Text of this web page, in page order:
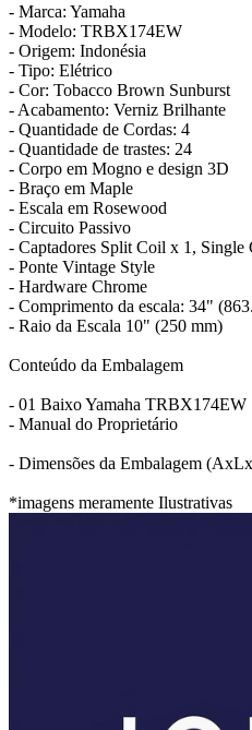
- Marca: Yamaha
- Modelo: TRBX174EW
- Origem: Indonésia
- Tipo: Elétrico
- Cor: Tobacco Brown Sunburst
- Acabamento: Verniz Brilhante
- Quantidade de Cordas: 4
- Quantidade de trastes: 24
- Corpo em Mogno e design 3D
- Braço em Maple
- Escala em Rosewood
- Circuito Passivo
- Captadores Split Coil x 1, Single
- Ponte Vintage Style
- Hardware Chrome
- Comprimento da escala: 34"
- Raio da Escala 10" (250 mm)
Conteúdo da Embalagem
- 01 Baixo Yamaha TRBX174EW
- Manual do Proprietário
- Dimensões da Embalagem
*imagens meramente Ilustrativas